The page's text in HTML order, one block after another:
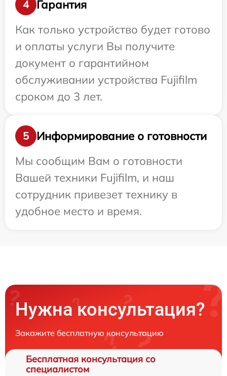
4
Гарантия
Как только устройство будет готово
и оплаты услуги Вы получите
документ о гарантийном
обслуживании устройства Fujifilm
сроком до 3 лет.
5
Информирование о готовности
Мы сообщим Вам о готовности
Вашей техники Fujifilm, и наш
сотрудник привезет технику в
удобное место и время.
Нужна консультация?
Закажите бесплатную консультацию
Бесплатная консультация со
специалистом